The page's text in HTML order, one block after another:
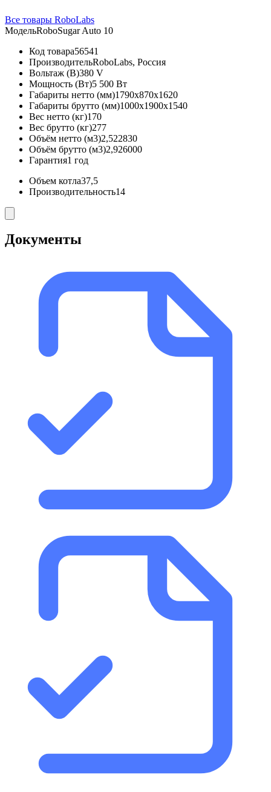
Все товары RoboLabs
МодельRoboSugar Auto 10
Код товара56541
ПроизводительRoboLabs, Россия
Вольтаж (В)380 V
Мощность (Вт)5 500 Вт
Габариты нетто (мм)1790x870x1620
Габариты брутто (мм)1000x1900x1540
Вес нетто (кг)170
Вес брутто (кг)277
Объём нетто (м3)2,522830
Объём брутто (м3)2,926000
Гарантия1 год
Объем котла37,5
Производительность14
Документы